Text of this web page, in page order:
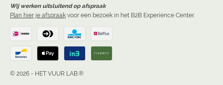
Wij werken uitsluitend op afspraak
Plan hier je afspraak voor een bezoek in het B2B Experience Center.
© 2026 - HET VUUR LAB.®